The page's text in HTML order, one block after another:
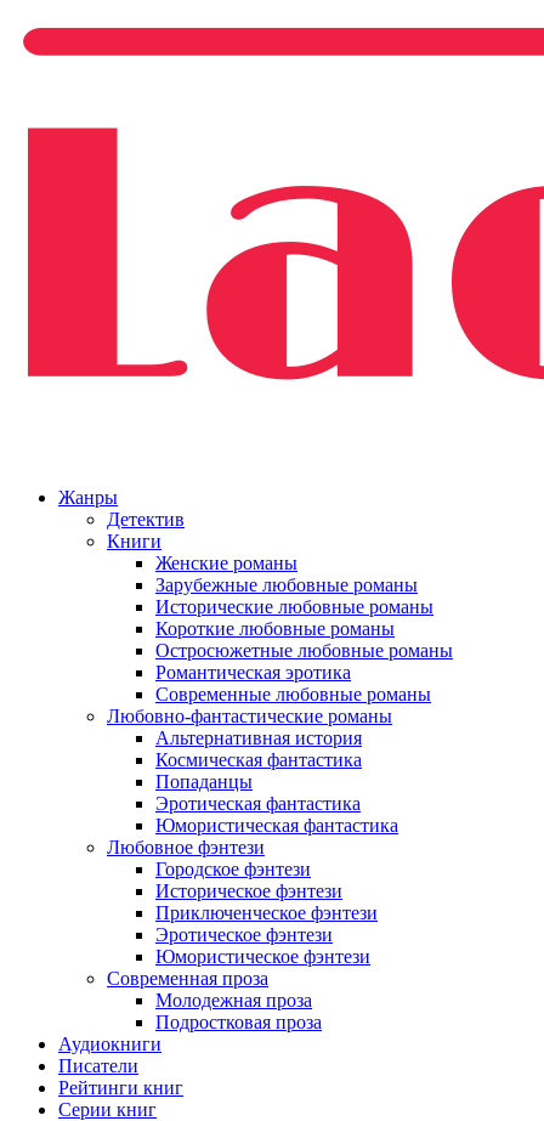
Жанры
Детектив
Книги
Женские романы
Зарубежные любовные романы
Исторические любовные романы
Короткие любовные романы
Остросюжетные любовные романы
Романтическая эротика
Современные любовные романы
Любовно-фантастические романы
Альтернативная история
Космическая фантастика
Попаданцы
Эротическая фантастика
Юмористическая фантастика
Любовное фэнтези
Городское фэнтези
Историческое фэнтези
Приключенческое фэнтези
Эротическое фэнтези
Юмористическое фэнтези
Современная проза
Молодежная проза
Подростковая проза
Аудиокниги
Писатели
Рейтинги книг
Серии книг